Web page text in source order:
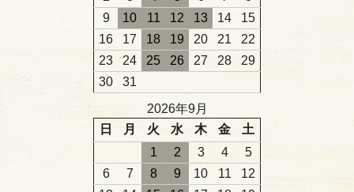
9
10 11 12 13 14
15
16
17 18 19 20 21
22
23
24 25 26 27 28
29
30
31
2026年9月
日
月 火 水 木 金
土
1
2 3 4
5
6
7 8 9 10 11
12